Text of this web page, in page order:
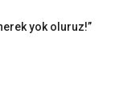
yok oluruz!”